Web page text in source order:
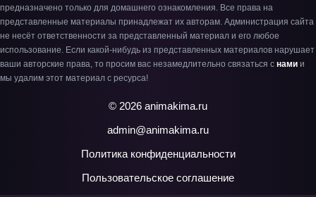
предназначено только для домашнего ознакомления. Все права на
представленные материалы принадлежат их авторам. Администрация сайта
не несёт ответственности за представленный материал и его любое
использование. Если какой-нибудь из представленных материалов нарушает
ваши авторские права, то просим вас незамедлительно связаться с нами и
мы удалим этот материал с ресурса!
© 2026 animakima.ru
admin@animakima.ru
Политика конфиденциальности
Пользовательское соглашение